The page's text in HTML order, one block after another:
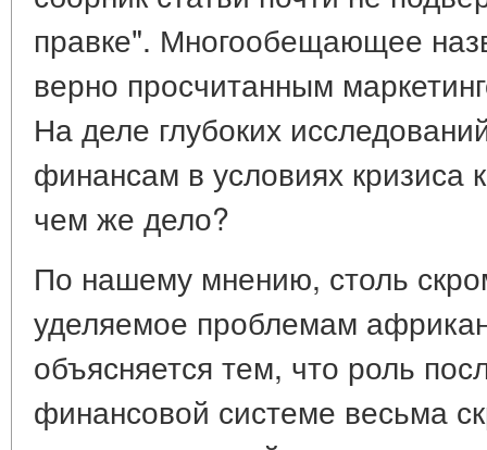
правке". Многообещающее
верно просчитанным
На деле глубоких
финансам в условиях кризиса
чем же дело?
По нашему мнению, столь
уделяемое проблемам
объясняется тем, что роль
финансовой системе весьма